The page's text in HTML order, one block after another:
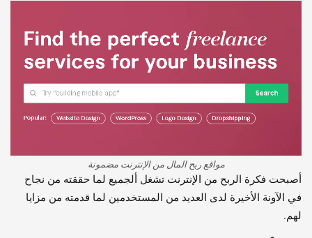
مواقع ربح المال من الإنترنت مضمونة
أصبحت فكرة الربح من الإنترنت تشغل ألجميع لما حققته من نجاح
في الآونة الأخيرة لدى العديد من المستخدمين لما قدمته من مزايا
لهم.